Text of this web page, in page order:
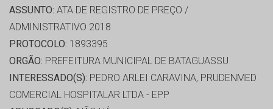
ASSUNTO: ATA DE REGISTRO DE PREÇO /
ADMINISTRATIVO 2018
PROTOCOLO: 1893395
ORGÃO: PREFEITURA MUNICIPAL DE BATAGUASSU
INTERESSADO(S): PEDRO ARLEI CARAVINA, PRUDENMED
COMERCIAL HOSPITALAR LTDA - EPP